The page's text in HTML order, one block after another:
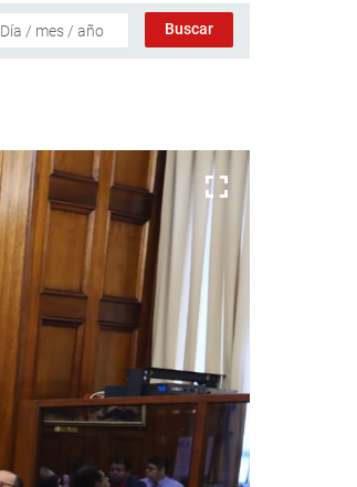
Día / mes / año